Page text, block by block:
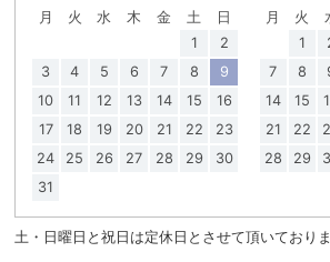
月 火 水 木 金 土
日
1
2
3
4 5 6 7 8
9
10
11 12 13 14 15
16
17
18 19 20 21 22
23
24
25 26 27 28 29
30
31
月 火
1
7
8
14
15
21
22
28
29
土・日曜日と祝日は定休日とさせて頂いておりま